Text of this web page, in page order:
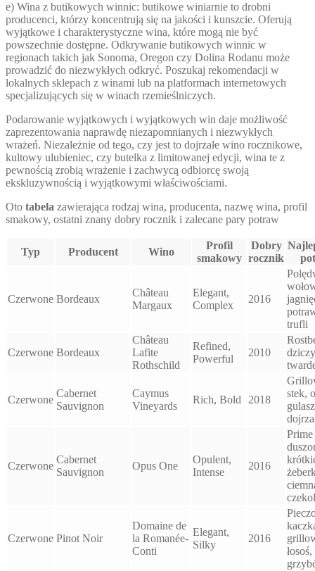
e) Wina z butikowych winnic: butikowe winiarnie to drobni
producenci, którzy koncentrują się na jakości i kunszcie. Oferują
wyjątkowe i charakterystyczne wina, które mogą nie być
powszechnie dostępne. Odkrywanie butikowych winnic w
regionach takich jak Sonoma, Oregon czy Dolina Rodanu może
prowadzić do niezwykłych odkryć. Poszukaj rekomendacji w
lokalnych sklepach z winami lub na platformach internetowych
specjalizujących się w winach rzemieślniczych.
Podarowanie wyjątkowych i wyjątkowych win daje możliwość
zaprezentowania naprawdę niezapomnianych i niezwykłych
wrażeń. Niezależnie od tego, czy jest to dojrzałe wino rocznikowe,
kultowy ulubieniec, czy butelka z limitowanej edycji, wina te z
pewnością zrobią wrażenie i zachwycą odbiorcę swoją
ekskluzywnością i wyjątkowymi właściwościami.
Oto tabela zawierająca rodzaj wina, producenta, nazwę wina, profil
smakowy, ostatni znany dobry rocznik i zalecane pary potraw
Typ Producent Wino
Profil
smakowy
Dobry
rocznik
Czerwone Bordeaux
Château
Margaux
Elegant,
Complex
2016
trufli
Czerwone Bordeaux
Château
Lafite
Rothschild
Refined,
Powerful
2010
Czerwone
Cabernet
Sauvignon
Caymus
Vineyards
Rich, Bold 2018
stek,
Czerwone
Cabernet
Sauvignon
Opus One
Opulent,
Intense
2016
Czerwone Pinot Noir
Domaine de
la Romanée-
Conti
Elegant,
Silky
2016